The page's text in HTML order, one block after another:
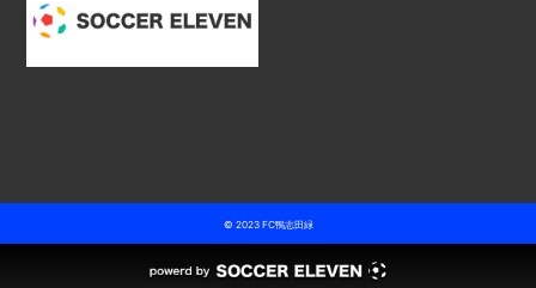
© 2023 FC鴨志田緑